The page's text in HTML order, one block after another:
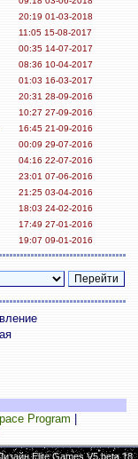
20:19 01-03-2018
11:05 15-08-2017
00:35 14-07-2017
08:36 10-04-2017
01:03 16-03-2017
20:31 28-09-2016
10:27 27-09-2016
16:45 21-09-2016
00:09 29-07-2016
04:16 22-07-2016
23:01 07-06-2016
21:25 03-04-2016
18:03 24-02-2016
17:49 27-01-2016
19:07 09-01-2016
Program
Elite Games V5 beta.18